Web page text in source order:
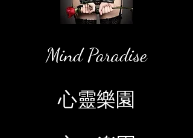
Mind Paradise
心靈樂園